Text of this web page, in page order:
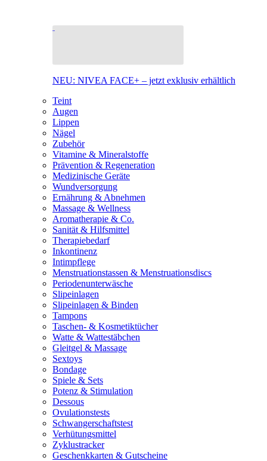
NEU: NIVEA FACE+ – jetzt exklusiv erhältlich
Teint
Augen
Lippen
Nägel
Zubehör
Vitamine & Mineralstoffe
Prävention & Regeneration
Medizinische Geräte
Wundversorgung
Ernährung & Abnehmen
Massage & Wellness
Aromatherapie & Co.
Sanität & Hilfsmittel
Therapiebedarf
Inkontinenz
Intimpflege
Menstruationstassen & Menstruationsdiscs
Periodenunterwäsche
Slipeinlagen
Slipeinlagen & Binden
Tampons
Taschen- & Kosmetiktücher
Watte & Wattestäbchen
Gleitgel & Massage
Sextoys
Bondage
Spiele & Sets
Potenz & Stimulation
Dessous
Ovulationstests
Schwangerschaftstest
Verhütungsmittel
Zyklustracker
Geschenkkarten & Gutscheine